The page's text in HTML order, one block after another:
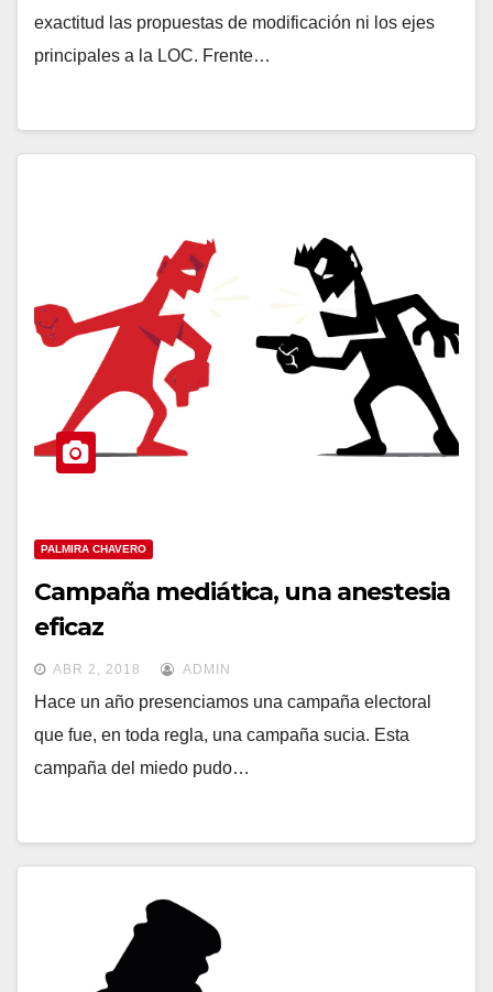
exactitud las propuestas de modificación ni los ejes
principales a la LOC. Frente…
PALMIRA CHAVERO
Campaña mediática, una anestesia
eficaz
ABR 2, 2018 ADMIN
Hace un año presenciamos una campaña electoral
que fue, en toda regla, una campaña sucia. Esta
campaña del miedo pudo…